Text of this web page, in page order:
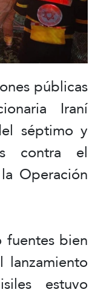
públicas
Iraní
séptimo y
contra el
Operación
bien
estuvo